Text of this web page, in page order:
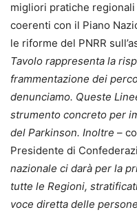
migliori pratiche
coerenti con il Piano
le riforme del PNRR
Tavolo rappresenta la
frammentazione dei
denunciamo. Queste
strumento concreto per
del Parkinson. Inoltre –
Presidente di
nazionale ci darà per la
tutte le Regioni,
voce diretta delle